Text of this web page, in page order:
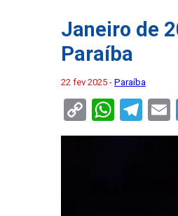
Janeiro de
Paraíba
22 fev 2025 - Paraíba
Copy
Link